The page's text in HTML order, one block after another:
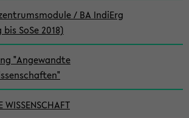
/ BA IndiErg
SoSe 2018)
"Angewandte
WISSENSCHAFT